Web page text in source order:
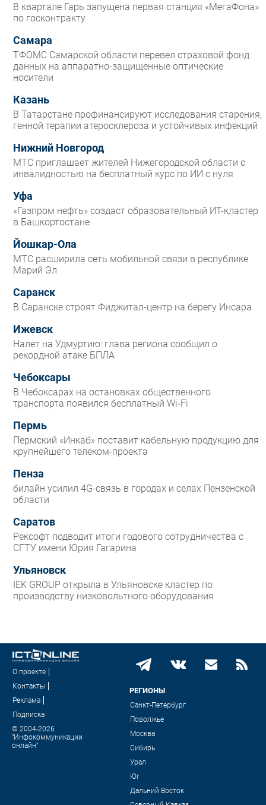
В квартале Гарь запущена первая станция «МегаФона»
по госконтракту
Самара
ТФОМС Самарской области перевел страховой фонд
данных на аппаратно-защищенные оптические
носители
Казань
В Татарстане профинансируют исследования старения,
генной терапии атеросклероза и устойчивых инфекций
Нижний Новгород
МТС приглашает жителей Нижегородской области с
инвалидностью на бесплатный курс по ИИ с нуля
Уфа
«Газпром нефть» создаст образовательный ИТ-кластер
в Башкортостане
Йошкар-Ола
МТС расширила сеть мобильной связи в республике
Марий Эл
Саранск
В Саранске строят Фиджитал-центр на берегу Инсара
Ижевск
Налет на Удмуртию: глава региона сообщил о
рекордной атаке БПЛА
Чебоксары
В Чебоксарах на остановках общественного
транспорта появился бесплатный Wi‑Fi
Пермь
Пермский «Инкаб» поставит кабельную продукцию для
крупнейшего телеком-проекта
Пенза
билайн усилил 4G-связь в городах и селах Пензенской
области
Саратов
Рексофт подводит итоги годового сотрудничества с
СГТУ имени Юрия Гагарина
Ульяновск
IEK GROUP открыла в Ульяновске кластер по
производству низковольтного оборудования
О проекте
Контакты
Реклама
Подписка
© 2004-2026
"Инфокоммуникации
онлайн"
РЕГИОНЫ
Санкт-Петербург
Поволжье
Москва
Сибирь
Урал
Юг
Дальний Восток